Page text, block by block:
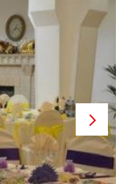
Next